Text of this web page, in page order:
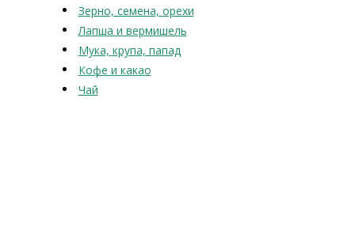
Зерно, семена, орехи
Лапша и вермишель
Мука, крупа, папад
Кофе и какао
Чай